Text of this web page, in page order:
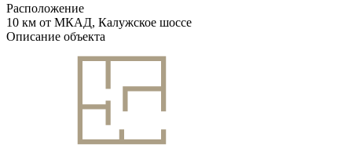
Расположение
10 км от МКАД, Калужское шоссе
Описание объекта